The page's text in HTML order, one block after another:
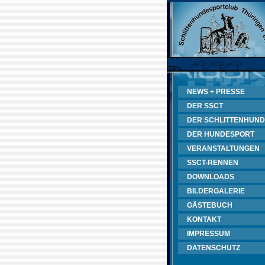
NEWS + PRESSE
DER SSCT
DER SCHLITTENHUND
DER HUNDESPORT
VERANSTALTUNGEN
SSCT-RENNEN
DOWNLOADS
BILDERGALERIE
GÄSTEBUCH
KONTAKT
IMPRESSUM
DATENSCHUTZ